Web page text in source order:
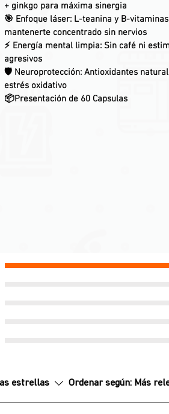
+ ginkgo para máxima sinergia
🎯 Enfoque láser: L-teanina y B-
mantenerte concentrado sin nervios
⚡ Energía mental limpia: Sin café ni
agresivos
🛡️ Neuroprotección: Antioxidantes
estrés oxidativo
📦Presentación de 60 Capsulas
estrellas Ordenar según: Más